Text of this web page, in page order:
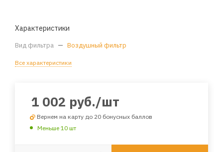
Характеристики
Вид фильтра — Воздушный фильтр
Все характеристики
1 002 руб./шт
Вернем на карту до 20 бонусных баллов
Меньше 10 шт